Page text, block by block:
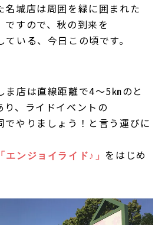
名城店は周囲を緑に囲まれた
ですので、秋の到来を
いる、今日この頃です。
ま店は直線距離で4～5㎞のと
り、ライドイベントの
でやりましょう！と言う運びに
「エンジョイライド♪」 をはじめ